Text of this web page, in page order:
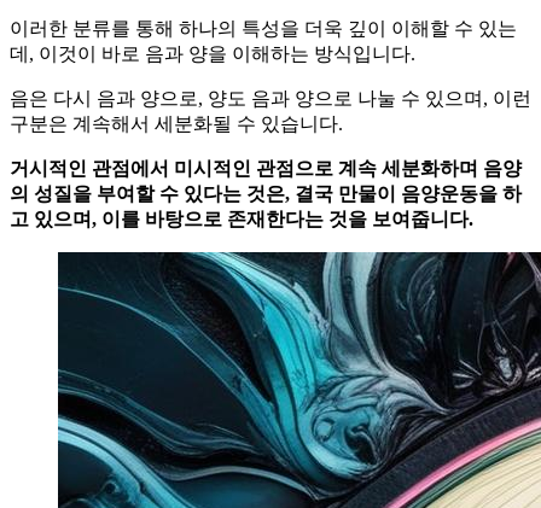
이러한 분류를 통해 하나의 특성을 더욱 깊이 이해할 수 있는
데, 이것이 바로 음과 양을 이해하는 방식입니다.
음은 다시 음과 양으로, 양도 음과 양으로 나눌 수 있으며, 이런
구분은 계속해서 세분화될 수 있습니다.
거시적인 관점에서 미시적인 관점으로 계속 세분화하며 음양
의 성질을 부여할 수 있다는 것은, 결국 만물이 음양운동을 하
고 있으며, 이를 바탕으로 존재한다는 것을 보여줍니다.